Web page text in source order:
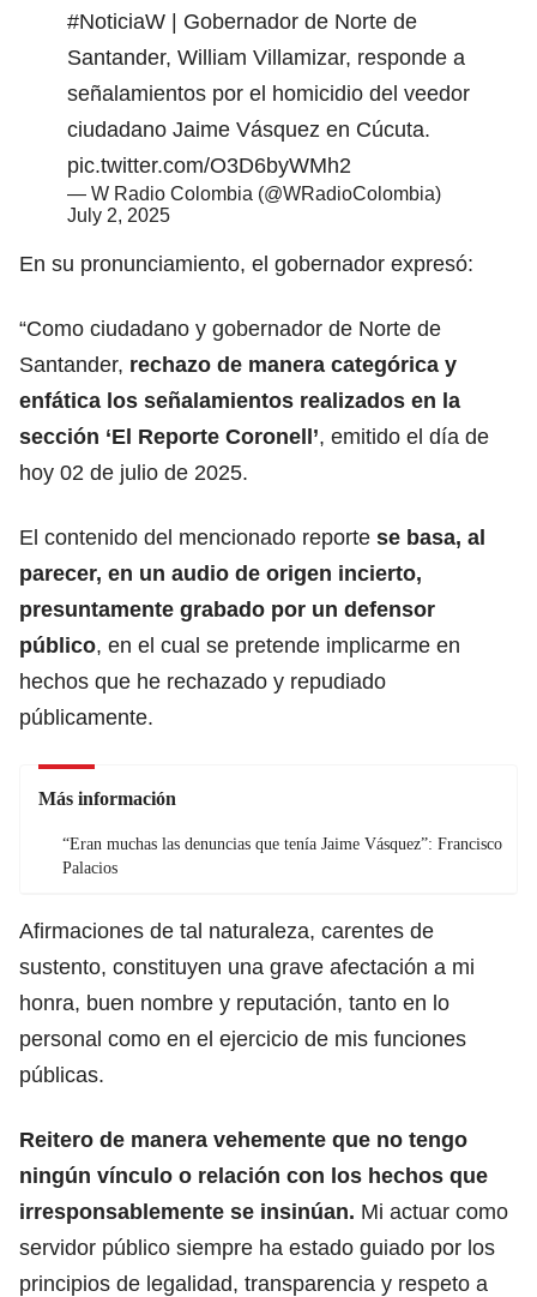
#NoticiaW | Gobernador de Norte de
Santander, William Villamizar, responde a
señalamientos por el homicidio del veedor
ciudadano Jaime Vásquez en Cúcuta.
pic.twitter.com/O3D6byWMh2
— W Radio Colombia (@WRadioColombia)
July 2, 2025
En su pronunciamiento, el gobernador expresó:
“Como ciudadano y gobernador de Norte de
Santander, rechazo de manera categórica y
enfática los señalamientos realizados en la
sección ‘El Reporte Coronell’, emitido el día de
hoy 02 de julio de 2025.
El contenido del mencionado reporte se basa, al
parecer, en un audio de origen incierto,
presuntamente grabado por un defensor
público, en el cual se pretende implicarme en
hechos que he rechazado y repudiado
públicamente.
Más información
“Eran muchas las denuncias que tenía Jaime Vásquez”: Francisco
Palacios
Afirmaciones de tal naturaleza, carentes de
sustento, constituyen una grave afectación a mi
honra, buen nombre y reputación, tanto en lo
personal como en el ejercicio de mis funciones
públicas.
Reitero de manera vehemente que no tengo
ningún vínculo o relación con los hechos que
irresponsablemente se insinúan. Mi actuar como
servidor público siempre ha estado guiado por los
principios de legalidad, transparencia y respeto a